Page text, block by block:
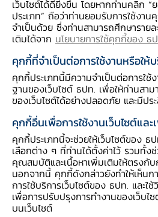
ภูมิภาคดีที่สุด ขณะที่ภาครัฐและ ธ
สนับสนุนโครงสร้างพื้นฐานและร
ศักยภาพ เช่น การพัฒนาระบบการ
เติบโตของระบบเศรษฐกิจ
เว็บไซต์ได้ดียิ่งขึ้น โดยหากท่านคลิก
ประเภท” ถือว่าท่านยอมรับการใช้งา
จำเป็นด้วย ซึ่งท่านสามารถศึกษาราย
เติมได้จาก นโยบายการใช้คุกกี้ของ ธ
คุกกี้ที่จำเป็นต่อการใช้งานหรือให้
คุกกี้ประเภทนี้มีความจำเป็นต่อการใช้
ฐานของเว็บไซต์ ธปท. เพื่อให้ท่านสาม
ของเว็บไซต์ได้อย่างปลอดภัย และมีปร
คุกกี้อื่นเพื่อการใช้งานเว็บไซต์และ
คุกกี้ประเภทนี้จะช่วยให้เว็บไซต์ของ ธ
เลือกต่าง ๆ ที่ท่านได้ตั้งค่าไว้ รวมทั้ง
คุณสมบัติและเนื้อหาเพิ่มเติมให้ตรงกับ
นอกจากนี้ คุกกี้ดังกล่าวยังทำให้เห็น
การใช้บริการเว็บไซต์ของ ธปท. และใช้
เพื่อการปรับปรุงการทำงานของเว็บไ
บนเว็บไซต์